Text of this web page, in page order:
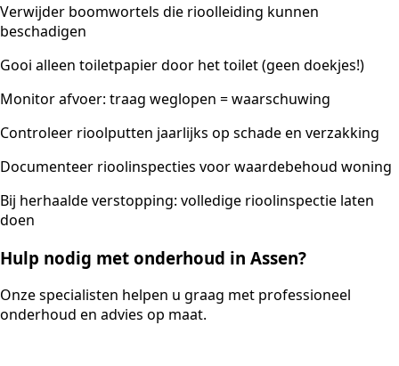
Verwijder boomwortels die rioolleiding kunnen
beschadigen
Gooi alleen toiletpapier door het toilet (geen doekjes!)
Monitor afvoer: traag weglopen = waarschuwing
Controleer rioolputten jaarlijks op schade en verzakking
Documenteer rioolinspecties voor waardebehoud woning
Bij herhaalde verstopping: volledige rioolinspectie laten
doen
Hulp nodig met onderhoud in Assen?
Onze specialisten helpen u graag met professioneel
onderhoud en advies op maat.